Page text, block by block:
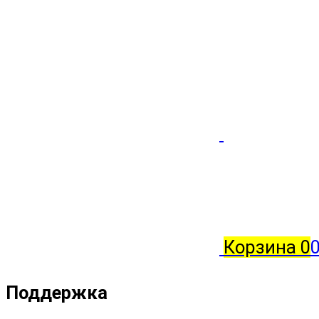
Корзина 0
Поддержка